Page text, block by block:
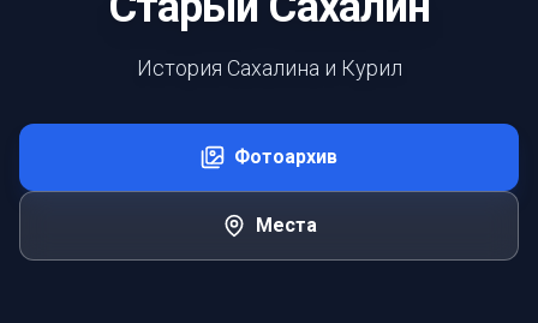
История Сахалина и Курил
Фотоархив
Места